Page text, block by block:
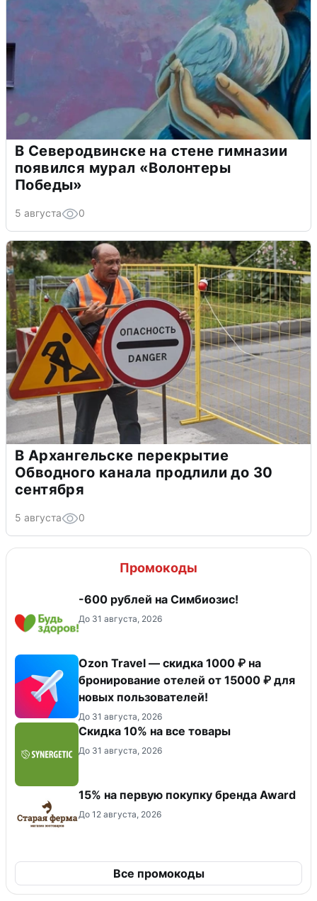
В Северодвинске на стене гимназии
появился мурал «Волонтеры
Победы»
5 августа 0
В Архангельске перекрытие
Обводного канала продлили до 30
сентября
5 августа 0
Промокоды
-600 рублей на Симбиозис!
До 31 августа, 2026
Ozon Travel — скидка 1000 ₽ на
бронирование отелей от 15000 ₽ для
новых пользователей!
До 31 августа, 2026
Скидка 10% на все товары
До 31 августа, 2026
15% на первую покупку бренда Award
До 12 августа, 2026
Все промокоды